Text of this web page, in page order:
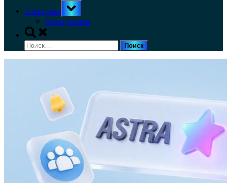
Электрика
Toggle
sub-
menu
Электроника
Toggle
search
form
Найти: